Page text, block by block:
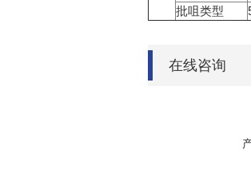
批咀类型
在线咨询